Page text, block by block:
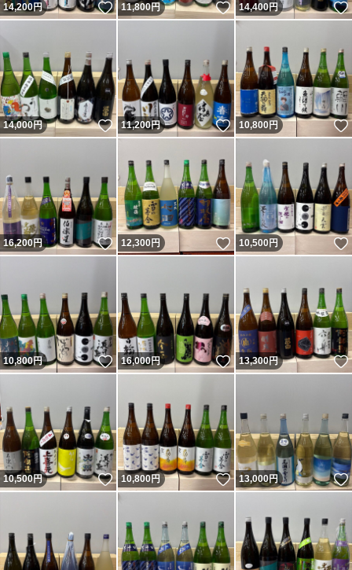
14,200円 いいね！
11,800円 いいね！
14,400円
14,000円 いいね！
11,200円 いいね！
10,800円
16,200円 いいね！
12,300円 いいね！
10,500円
10,800円 いいね！
16,000円 いいね！
13,300円
10,500円 いいね！
10,800円 いいね！
13,000円